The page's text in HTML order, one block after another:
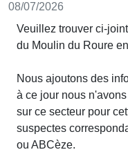
08/07/2026
Veuillez trouver ci-
du Moulin du Roure
Nous ajoutons des
à ce jour nous
sur ce secteur pour
suspectes
ou ABCèze.